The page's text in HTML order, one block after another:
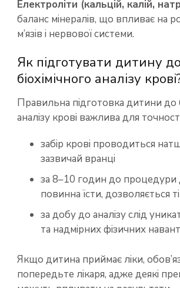
Електроліти (кальцій, калій,
баланс мінералів, що впливає на
м’язів і нервової системи.
Як підготувати дитину до
біохімічного аналізу
Правильна підготовка дитини до
аналізу крові важлива для
забір крові проводиться
зазвичай вранці
за 8–10 годин до процедури
повинна їсти, дозволяється
за добу до аналізу слід
та надмірних фізичних
Якщо дитина приймає ліки,
попередьте лікаря, адже деякі